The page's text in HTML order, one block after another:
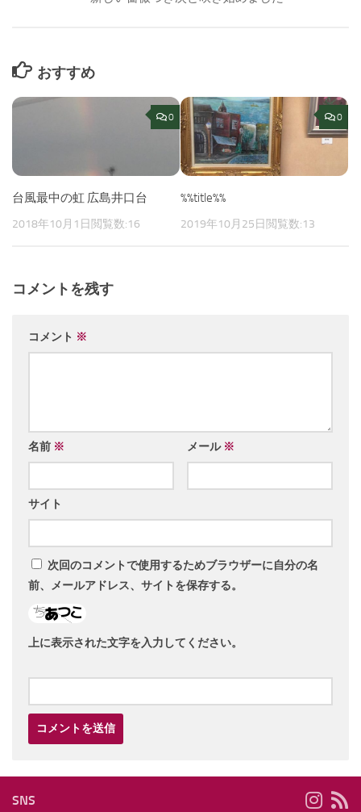
おすすめ
0
台風最中の虹 広島井口台
2018年10月1日 閲覧数:16
0
%%title%%
2019年10月25日 閲覧数:13
コメントを残す
コメント ※
名前 ※ メール ※
サイト
次回のコメントで使用するためブラウザーに自分の名
前、メールアドレス、サイトを保存する。
上に表示された文字を入力してください。
SNS